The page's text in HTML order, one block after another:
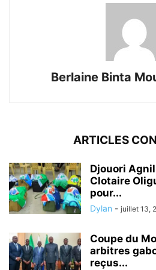
Berlaine Binta
ARTICLES
Djouori
Clotaire
pour...
Dylan - juillet 13,
Coupe du
arbitres
reçus...